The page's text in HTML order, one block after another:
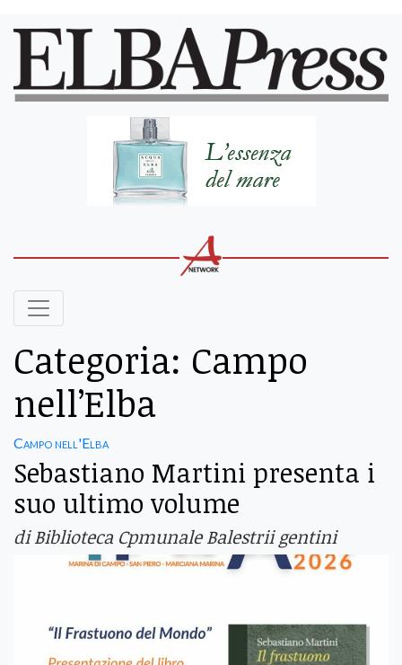
Categoria: Campo
nell’Elba
Campo nell'Elba
Sebastiano Martini presenta i
suo ultimo volume
di Biblioteca Cpmunale Balestrii gentini